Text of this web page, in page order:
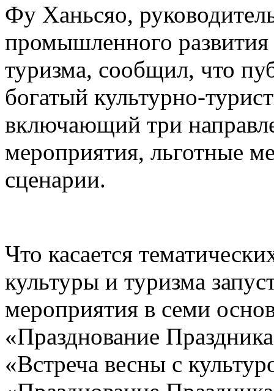
Фу Ханьсяо,
промышленного
туризма, сообщил, что
богатый культурно-
включающий три
мероприятия, льготные
сценарии.
Что касается
культуры и туризма
мероприятия в семи
«Празднование
«Встреча весны с